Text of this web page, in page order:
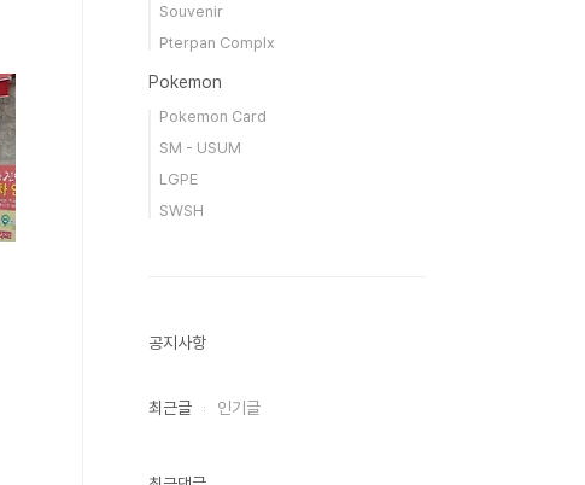
Souvenir
Pterpan Complx
Pokemon
Pokemon Card
SM - USUM
LGPE
SWSH
공지사항
최근글 인기글